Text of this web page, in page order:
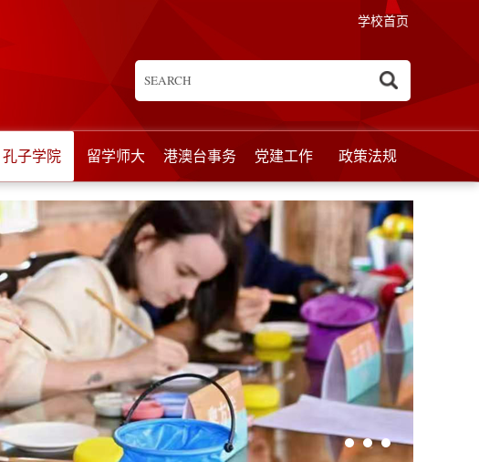
学校首页
孔子学院 留学师大 港澳台事务 党建工作 政策法规